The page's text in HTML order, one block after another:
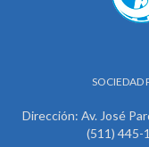
SOCIEDAD
Dirección: Av. José
(511) 445-